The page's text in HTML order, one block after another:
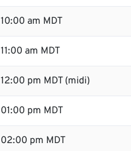
10:00 am MDT
11:00 am MDT
12:00 pm MDT (midi)
01:00 pm MDT
02:00 pm MDT